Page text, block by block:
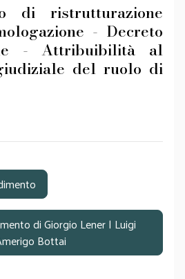
di ristrutturazione
- Decreto
- Attribuibilità al
del ruolo di
di Giorgio Lener | Luigi
Bottai